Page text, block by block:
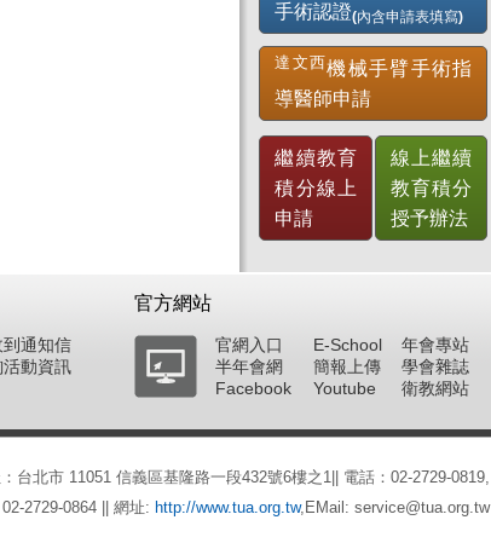
手術認證(內含申請表填寫)
達文西機械手臂手術指
導醫師申請
繼續教育
積分線上
申請
線上繼續
教育積分
授予辦法
到通知信
活動資訊
官方網站
官網入口
半年會網
Facebook
E-School
簡報上傳
Youtube
年會專站
學會雜誌
衛教網站
台北市 11051 信義區基隆路一段432號6樓之1|| 電話：02-2729-0819,
2729-0864 || 網址: http://www.tua.org.tw,EMail: service@tua.org.tw